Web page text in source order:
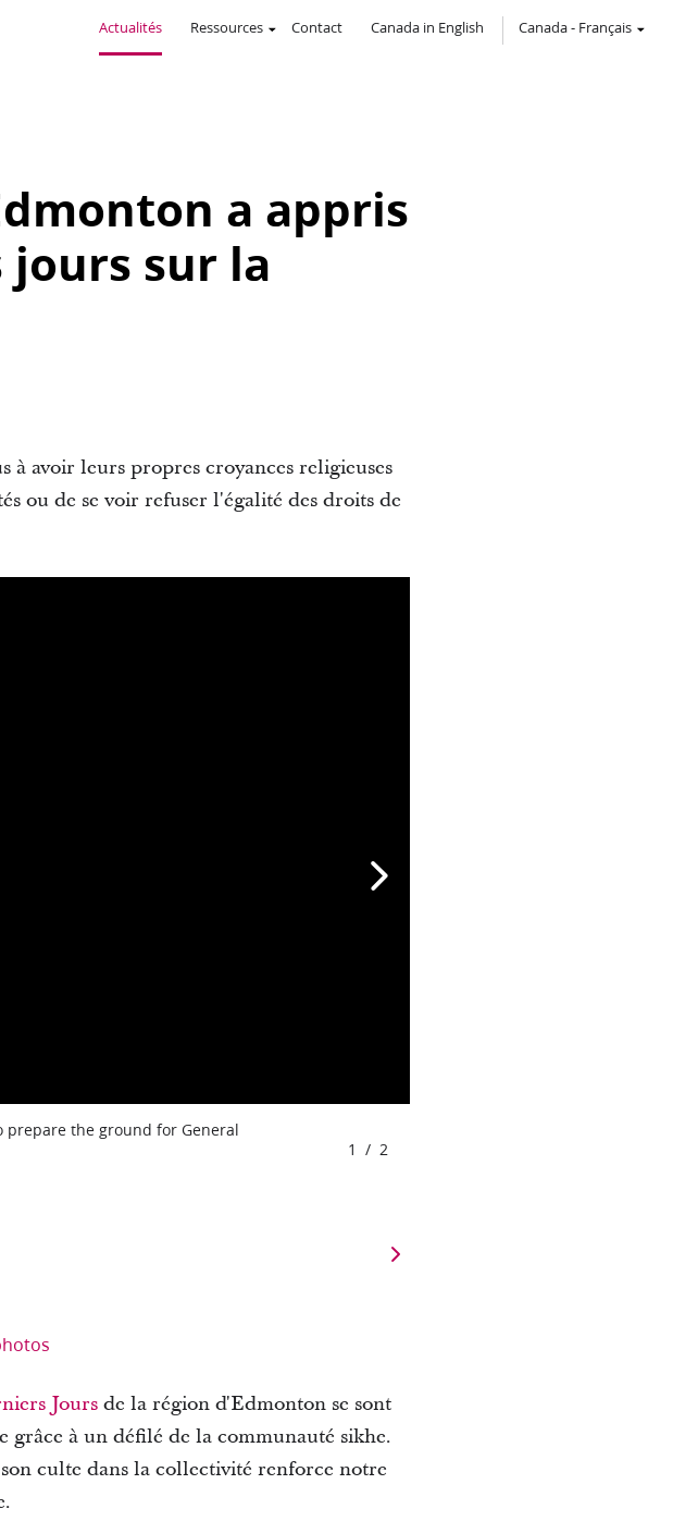
Actualités Ressources Contact Canada in English Canada- Français
a appris
sur la
avoir leurs propres croyances religieuses
ou de se voir refuser l'égalité des droits de
prepare the ground for General
1 / 2
Joursde la région d'Edmonton se sont
à un défilé de la communauté sikhe.
culte dans la collectivité renforce notre